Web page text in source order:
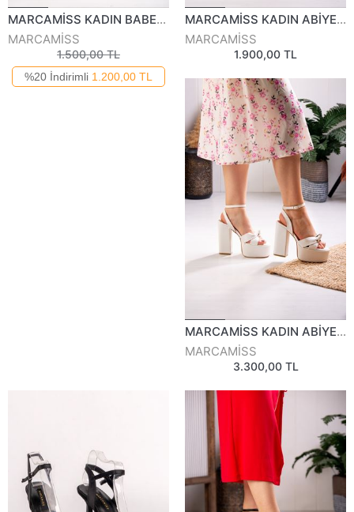
MARCAMİSS KADIN BABET 826023K
MARCAMİSS
1.500,00 TL
%20 İndirimli 1.200,00 TL
MARCAMİSS KADIN ABİYE AYAKKABI 824925Y
MARCAMİSS
1.900,00 TL
MARCAMİSS KADIN ABİYE AYAKKABI 818925Y
MARCAMİSS
3.300,00 TL